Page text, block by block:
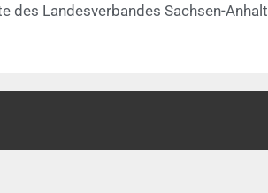
des Landesverbandes Sachsen-Anhalt